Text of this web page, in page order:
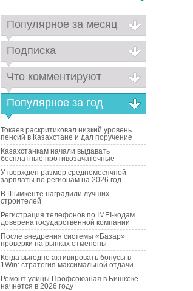
Популярное за месяц
Подписка
Что комментируют
Популярное за год
Токаев раскритиковал низкий уровень
пенсий в Казахстане и дал поручение
Казахстанкам начали выдавать
бесплатные противозачаточные
Утвержден размер среднемесячной
зарплаты по регионам на 2026 год
В Шымкенте наградили лучших
строителей
Регистрация телефонов по IMEI-кодам
доверена государственной компании
После внедрения системы «Базар»
проверки на рынках отменены
Когда выгодно активировать бонусы в
1Win: стратегия максимальной отдачи
Ремонт улицы Профсоюзная в Бишкеке
начнется в 2026 году